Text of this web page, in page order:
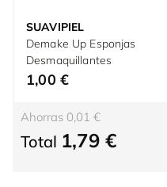
SUAVIPIEL
Demake Up Esponjas
Desmaquillantes
1,00 €
Ahorras 0,01 €
Total 1,79 €